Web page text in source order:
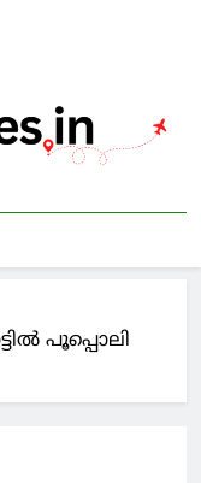
പൂപ്പൊലി